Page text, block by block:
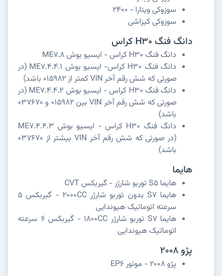
سوزوکی ویتارا - 2400
سوزوکی کیزاشی
دانگ فنگ H30 کراس
دانگ فنگ H30 کراس - ایسیو بوش ME7.8
دانگ فنگ H30 کراس- ایسیو بوش ME7.4.4.1 (در
صورتی که شش رقم آخر VIN کمتر از 015982 باشد)
دانگ فنگ H30 کراس - ایسیو بوش ME7.4.4.2 (در
صورتی که شش رقم آخر VIN بین 015982 و 037670
باشد)
دانگ فنگ H30 کراس - ایسیو بوش ME7.4.4.3
(در صورتی که شش رقم آخر VIN بیشتر از 037670
باشد)
هایما
هایما S5 توربو شارژر - گیربکس CVT
هایما S7 بدون توربو شارژر 2000CC - گیربکس 5
سرعته اتوماتیک هیوندایی
هایما S7 توربو شارژر 1800CC - گیربکس 6 سرعته
اتوماتیک هیوندایی
پژو 2008
پژو 2008 - موتور EP6